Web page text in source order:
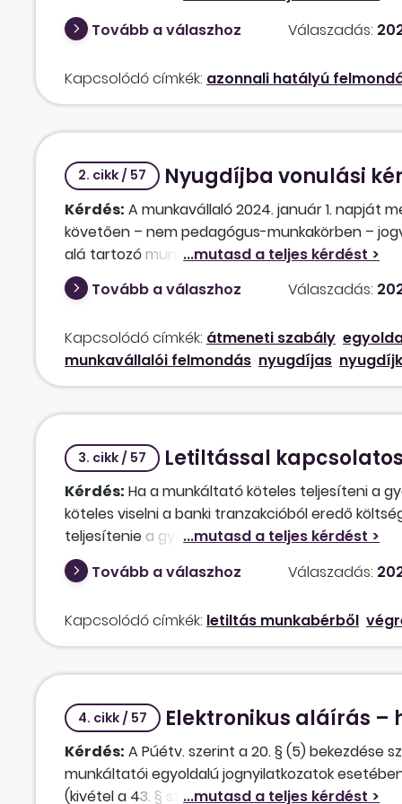
ténylegesen ekkor történik meg, és a
hatályú felmondásban az is rögzítésre kerül,
esetben a munkavállaló sikeresen támadhatja
jogcímén?
Tovább a válaszhoz Válaszadás:
Kapcsolódó címkék: azonnali hatályú
2. cikk / 57 Nyugdíjba vonulási
Kérdés: A munkavállaló 2024. január 1. napját
követően – nem pedagógus-munkakörben –
alá tartozó munkaviszonnyá alakult át. A
nyugdíjkorhatárt eléri. 2025. május 16. napja
nyilatkozatot küldött, amelyben arról
munkavállalói felmondó nyilatkozat?
rendelkezések irányadók? A keresőképtelen
illetve a felmondási idő számítását?
nyugdíjkorhatár elérésére tekintettel, milyen
(különösen felmondási idő, végkielégítés
tartalmazó nyilatkozat a munkáltató részéről
egyoldalúan visszavonható-e a munkavállaló
hogy a nyilatkozat munkajogi értelemben
jogszabályi rendelkezések irányadók a
amennyiben releváns – felmentési) idő
Tovább a válaszhoz Válaszadás:
Kapcsolódó címkék: átmeneti szabály
munkavállalói felmondás nyugdíjas
3. cikk / 57 Letiltással
Kérdés: Ha a munkáltató köteles teljesíteni a
köteles viselni a banki tranzakcióból eredő
teljesítenie a gyermektartásdíj kifizetését?
Tovább a válaszhoz
Válaszadás:
Kapcsolódó címkék: letiltás munkabérből
4. cikk / 57 Elektronikus aláírás –
Kérdés: A Púétv. szerint a 20. § (5) bekezdése
munkáltatói egyoldalú jognyilatkozatok
(kivétel a 43. § szerinti) kétoldalú, de